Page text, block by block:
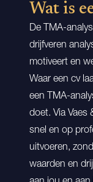
Wat is
De TMA-
drijfveren
motiveert en
Waar een cv
een TMA-
doet. Via Vaes
snel en op
uitvoeren,
waarden en